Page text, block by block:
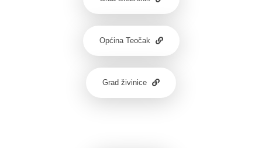
Općina Teočak
Grad živinice